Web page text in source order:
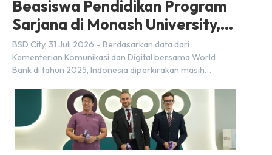
Beasiswa Pendidikan Program
Sarjana di Monash University,
BSD City
BSD City, 31 Juli 2026 – Berdasarkan data dari
Kementerian Komunikasi dan Digital bersama World
Bank di tahun 2025, Indonesia diperkirakan masih
2030 atau setara dengan 600 ribu tenaga digital baru
setiap tahunnya untuk mendukung percepatan
transformasi digital di berbagai sektor strategis.
Kebutuhan tersebut menjadikan pengembangan sumber
daya […]